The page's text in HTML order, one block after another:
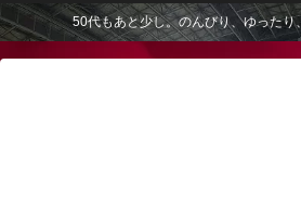
50代もあと少し。のんびり、ゆったり